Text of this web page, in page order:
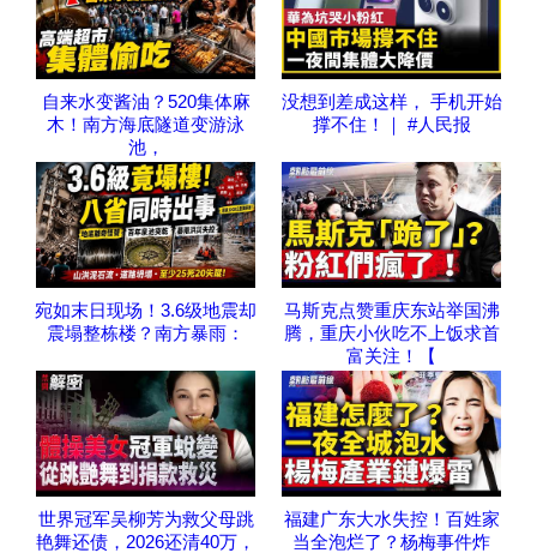
自来水变酱油？520集体麻
木！南方海底隧道变游泳
池，
没想到差成这样， 手机开始
撑不住！｜ #人民报
宛如末日现场！3.6级地震却
震塌整栋楼？南方暴雨：
马斯克点赞重庆东站举国沸
腾，重庆小伙吃不上饭求首
富关注！【
世界冠军吴柳芳为救父母跳
艳舞还债，2026还清40万，
福建广东大水失控！百姓家
当全泡烂了？杨梅事件炸